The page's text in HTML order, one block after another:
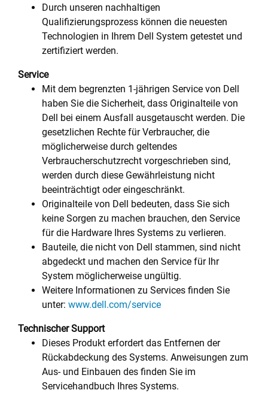
Durch unseren nachhaltigen
Qualifizierungsprozess können die neuesten
Technologien in Ihrem Dell System getestet und
zertifiziert werden.
Service
Mit dem begrenzten 1-jährigen Service von Dell
haben Sie die Sicherheit, dass Originalteile von
Dell bei einem Ausfall ausgetauscht werden. Die
gesetzlichen Rechte für Verbraucher, die
möglicherweise durch geltendes
Verbraucherschutzrecht vorgeschrieben sind,
werden durch diese Gewährleistung nicht
beeinträchtigt oder eingeschränkt.
Originalteile von Dell bedeuten, dass Sie sich
keine Sorgen zu machen brauchen, den Service
für die Hardware Ihres Systems zu verlieren.
Bauteile, die nicht von Dell stammen, sind nicht
abgedeckt und machen den Service für Ihr
System möglicherweise ungültig.
Weitere Informationen zu Services finden Sie
unter: www.dell.com/service
Technischer Support
Dieses Produkt erfordert das Entfernen der
Rückabdeckung des Systems. Anweisungen zum
Aus- und Einbauen des finden Sie im
Servicehandbuch Ihres Systems.